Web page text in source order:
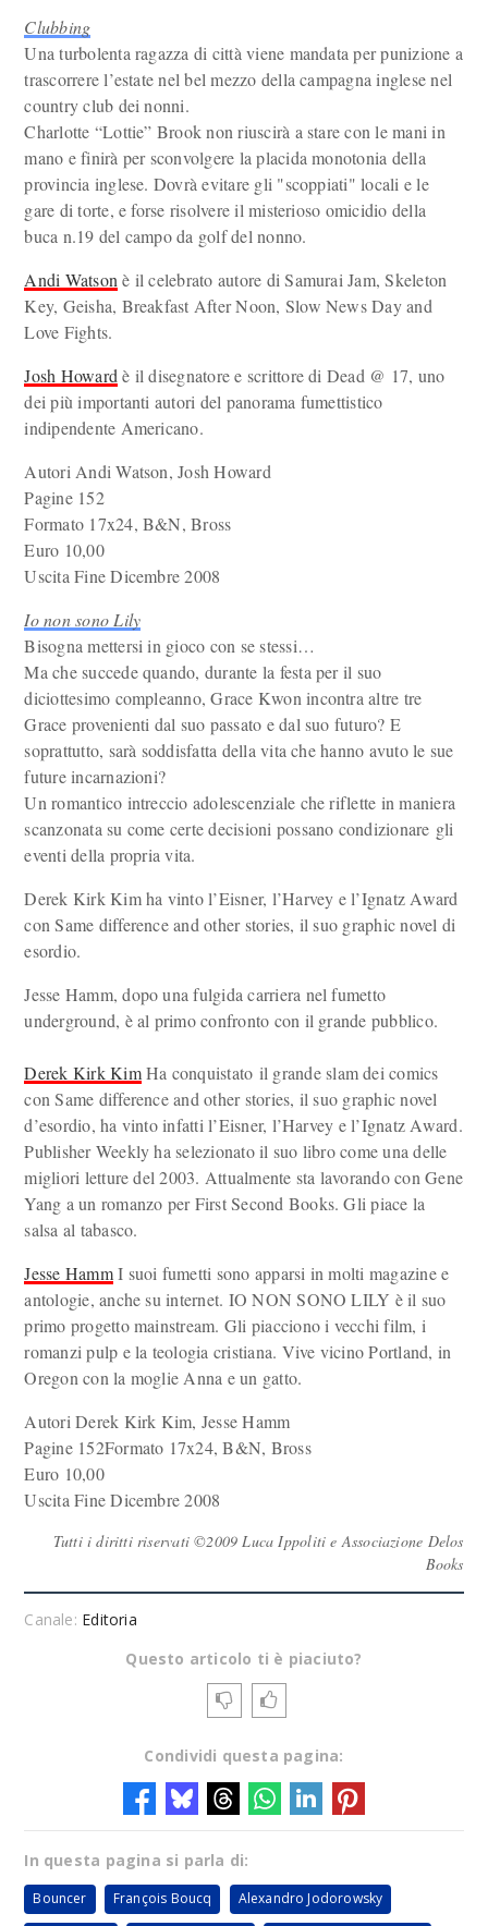
Clubbing
Una turbolenta ragazza di città viene mandata per punizione a
trascorrere l’estate nel bel mezzo della campagna inglese nel
country club dei nonni.
Charlotte “Lottie” Brook non riuscirà a stare con le mani in
mano e finirà per sconvolgere la placida monotonia della
provincia inglese. Dovrà evitare gli "scoppiati" locali e le
gare di torte, e forse risolvere il misterioso omicidio della
buca n.19 del campo da golf del nonno.
Andi Watson è il celebrato autore di Samurai Jam, Skeleton
Key, Geisha, Breakfast After Noon, Slow News Day and
Love Fights.
Josh Howard è il disegnatore e scrittore di Dead @ 17, uno
dei più importanti autori del panorama fumettistico
indipendente Americano.
Autori Andi Watson, Josh Howard
Pagine 152
Formato 17x24, B&N, Bross
Euro 10,00
Uscita Fine Dicembre 2008
Io non sono Lily
Bisogna mettersi in gioco con se stessi…
Ma che succede quando, durante la festa per il suo
diciottesimo compleanno, Grace Kwon incontra altre tre
Grace provenienti dal suo passato e dal suo futuro? E
soprattutto, sarà soddisfatta della vita che hanno avuto le sue
future incarnazioni?
Un romantico intreccio adolescenziale che riflette in maniera
scanzonata su come certe decisioni possano condizionare gli
eventi della propria vita.
Derek Kirk Kim ha vinto l’Eisner, l’Harvey e l’Ignatz Award
con Same difference and other stories, il suo graphic novel di
esordio.
Jesse Hamm, dopo una fulgida carriera nel fumetto
underground, è al primo confronto con il grande pubblico.
Derek Kirk KimHa conquistato il grande slam dei comics
con Same difference and other stories, il suo graphic novel
d’esordio, ha vinto infatti l’Eisner, l’Harvey e l’Ignatz Award.
Publisher Weekly ha selezionato il suo libro come una delle
migliori letture del 2003. Attualmente sta lavorando con Gene
Yang a un romanzo per First Second Books. Gli piace la
salsa al tabasco.
Jesse HammI suoi fumetti sono apparsi in molti magazine e
antologie, anche su internet. IO NON SONO LILY è il suo
primo progetto mainstream. Gli piacciono i vecchi film, i
romanzi pulp e la teologia cristiana. Vive vicino Portland, in
Oregon con la moglie Anna e un gatto.
Autori Derek Kirk Kim, Jesse Hamm
Pagine 152Formato 17x24, B&N, Bross
Euro 10,00
Uscita Fine Dicembre 2008
Tutti i diritti riservati ©2009 Luca Ippoliti e Associazione Delos
Books
Canale: Editoria
Questo articolo ti è piaciuto?
Condividi questa pagina:
In questa pagina si parla di:
Bouncer François Boucq Alexandro Jodorowsky